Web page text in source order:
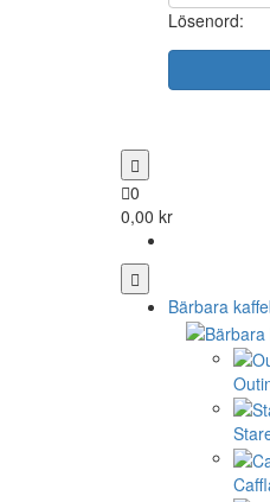
Lösenord:
0
0,00 kr
Bärbara